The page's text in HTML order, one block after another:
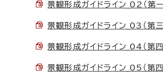
景観形成ガイドライン_02（第
景観形成ガイドライン_03（第
景観形成ガイドライン_04（
景観形成ガイドライン_05（第